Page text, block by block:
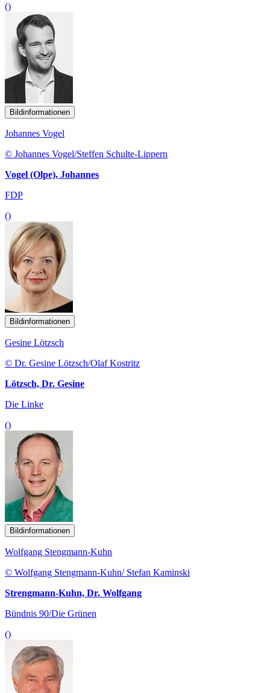
()
Bildinformationen
Johannes Vogel
© Johannes Vogel/Steffen Schulte-Lippern
Vogel (Olpe), Johannes
FDP
()
Bildinformationen
Gesine Lötzsch
© Dr. Gesine Lötzsch/Olaf Kostritz
Lötzsch, Dr. Gesine
Die Linke
()
Bildinformationen
Wolfgang Stengmann-Kuhn
© Wolfgang Stengmann-Kuhn/ Stefan Kaminski
Strengmann-Kuhn, Dr. Wolfgang
Bündnis 90/Die Grünen
()